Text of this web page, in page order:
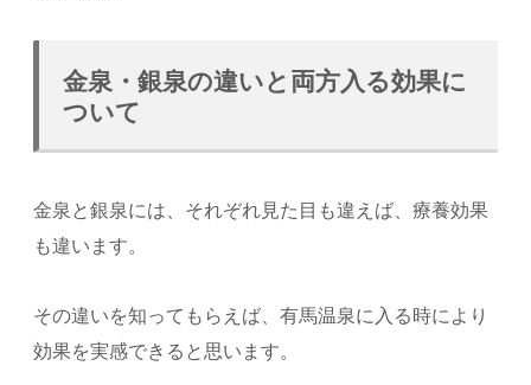
金泉・銀泉の違いと両方入る効果に
ついて
金泉と銀泉には、それぞれ見た目も違えば、療養効果
も違います。
その違いを知ってもらえば、有馬温泉に入る時により
効果を実感できると思います。